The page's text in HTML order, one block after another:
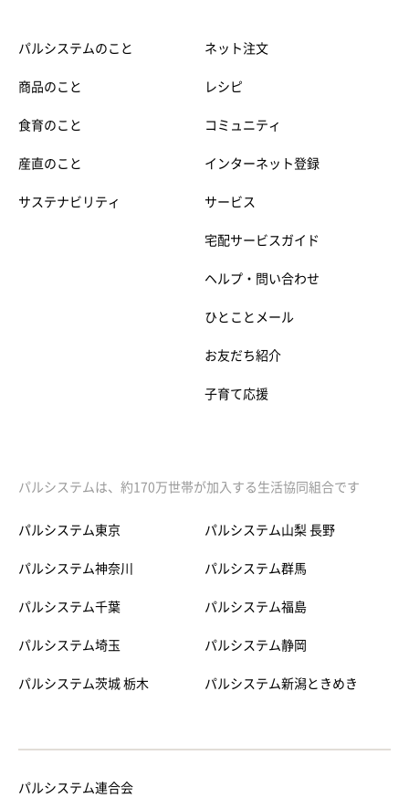
パルシステムのこと
商品のこと
食育のこと
産直のこと
サステナビリティ
ネット注文
レシピ
コミュニティ
インターネット登録
サービス
宅配サービスガイド
ヘルプ・問い合わせ
ひとことメール
お友だち紹介
子育て応援
パルシステムは、約170万世帯が加入する生活協同組合です
パルシステム東京
パルシステム神奈川
パルシステム千葉
パルシステム埼玉
パルシステム茨城 栃木
パルシステム山梨 長野
パルシステム群馬
パルシステム福島
パルシステム静岡
パルシステム新潟ときめき
パルシステム連合会